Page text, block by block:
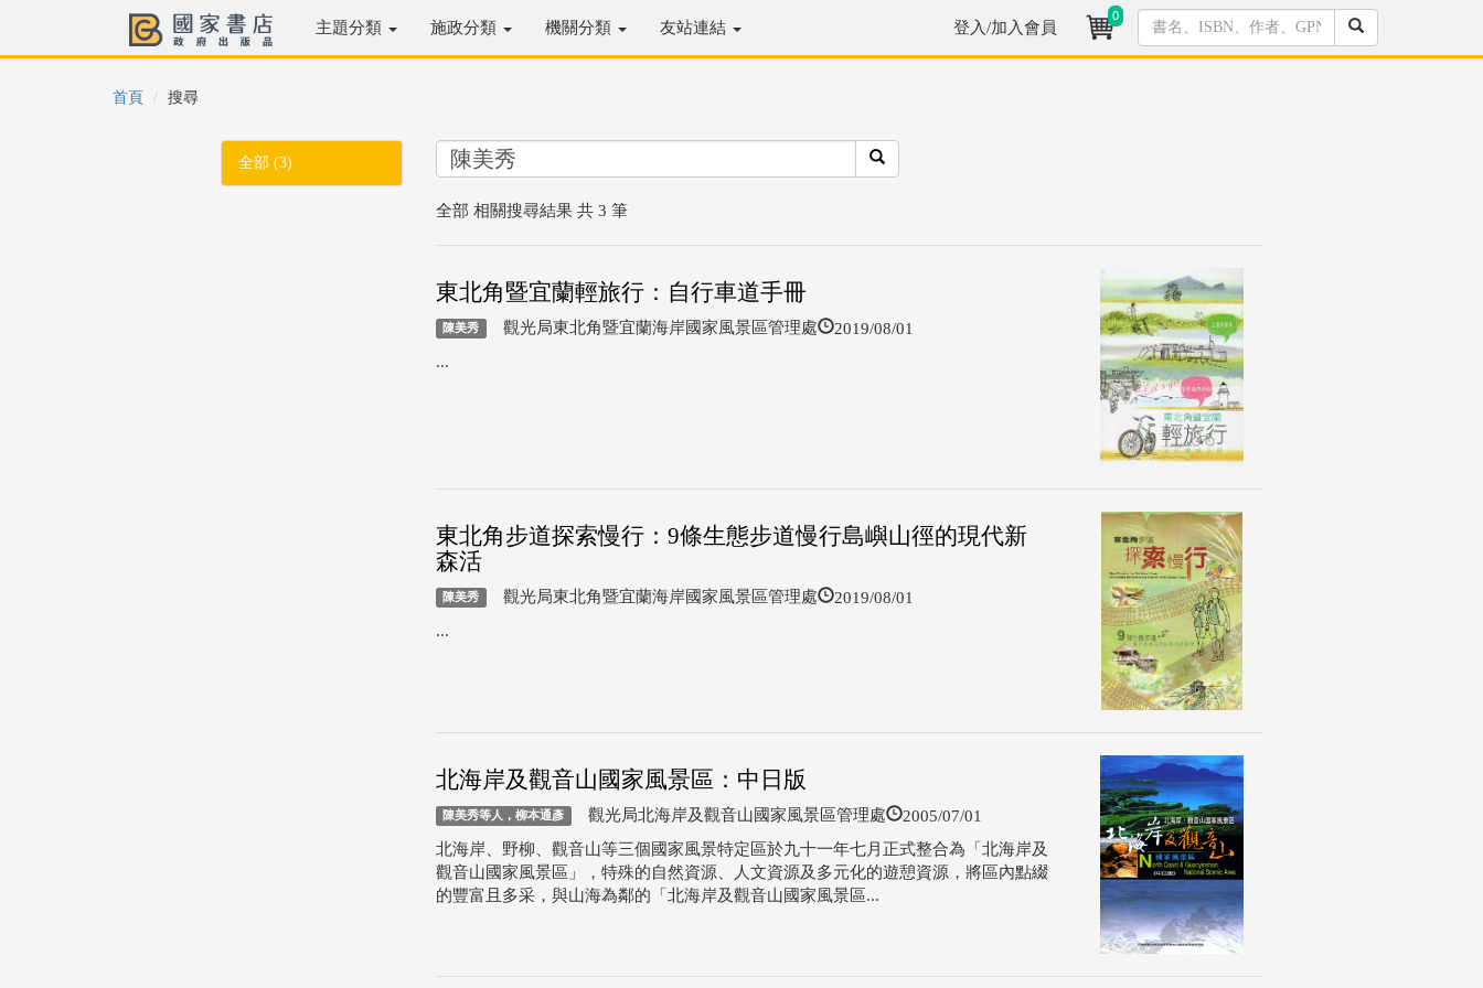
主題分類 施政分類 機關分類 友站連結 登入/加入會員
0
首頁 搜尋
全部 (3)
全部 相關搜尋結果 共 3 筆
東北角暨宜蘭輕旅行：自行車道手冊
陳美秀 觀光局東北角暨宜蘭海岸國家風景區管理處 2019/08/01
...
東北角步道探索慢行：9條生態步道慢行島嶼山徑的現代新
森活
陳美秀 觀光局東北角暨宜蘭海岸國家風景區管理處 2019/08/01
...
北海岸及觀音山國家風景區：中日版
陳美秀等人，柳本通彥 觀光局北海岸及觀音山國家風景區管理處 2005/07/01
北海岸、野柳、觀音山等三個國家風景特定區於九十一年七月正式整合為「北海岸及
觀音山國家風景區」，特殊的自然資源、人文資源及多元化的遊憩資源，將區內點綴
的豐富且多采，與山海為鄰的「北海岸及觀音山國家風景區...